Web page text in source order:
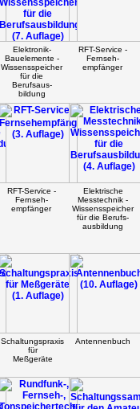
Elektronik-
Bauelemente -
Wissensspeicher
für die
Berufsaus-
bildung
RFT-Service -
Fernseh-
empfänger
RFT-Service -
Fernseh-
empfänger
Elektrische
Messtechnik -
Wissensspeicher
für die Berufs-
ausbildung
Schaltungspraxis
für
Meßgeräte
Antennenbuch